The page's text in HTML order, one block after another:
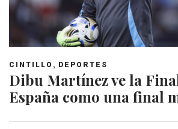
CINTILLO , DEPORTES
Dibu Martínez ve la
España como una final